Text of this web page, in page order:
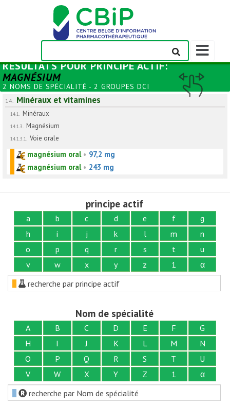
Afficher/
la
de
navigation
RÉSULTATS POURPRINCIPE ACTIF:
MAGNÉSIUM
2 NOMS DE SPÉCIALITÉ - 2 GROUPES DCI
14. Minéraux et vitamines
14.1. Minéraux
14.1.3. Magnésium
14.1.3.1. Voie orale
magnésium oral• 97,2 mg
magnésium oral• 243 mg
principe actif
a b c d e f
g
h
i j k l m
n
o
p q r s t
u
v
w x y z 1
α
recherche par principe actif
Nom de spécialité
A B C D E F
G
H
I J K L M
N
O
P Q R S T
U
V
W X Y Z 1
α
recherche par Nom de spécialité